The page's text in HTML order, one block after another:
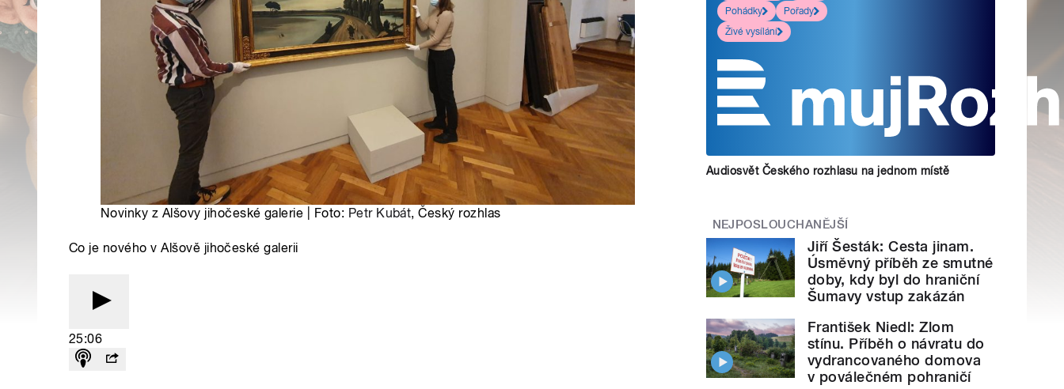
Novinky z Alšovy jihočeské galerie | Foto: Petr Kubát, Český rozhlas
Co je nového v Alšově jihočeské galerii
25:06
Pohádky
Pořady
Živé vysílání
Audiosvět Českého rozhlasu na jednom místě
NEJPOSLOUCHANĚJŠÍ
Jiří Šesták: Cesta jinam.
Úsměvný příběh ze smutné
doby, kdy byl do hraniční
Šumavy vstup zakázán
František Niedl: Zlom
stínu. Příběh o návratu do
vydrancovaného domova
v poválečném pohraničí